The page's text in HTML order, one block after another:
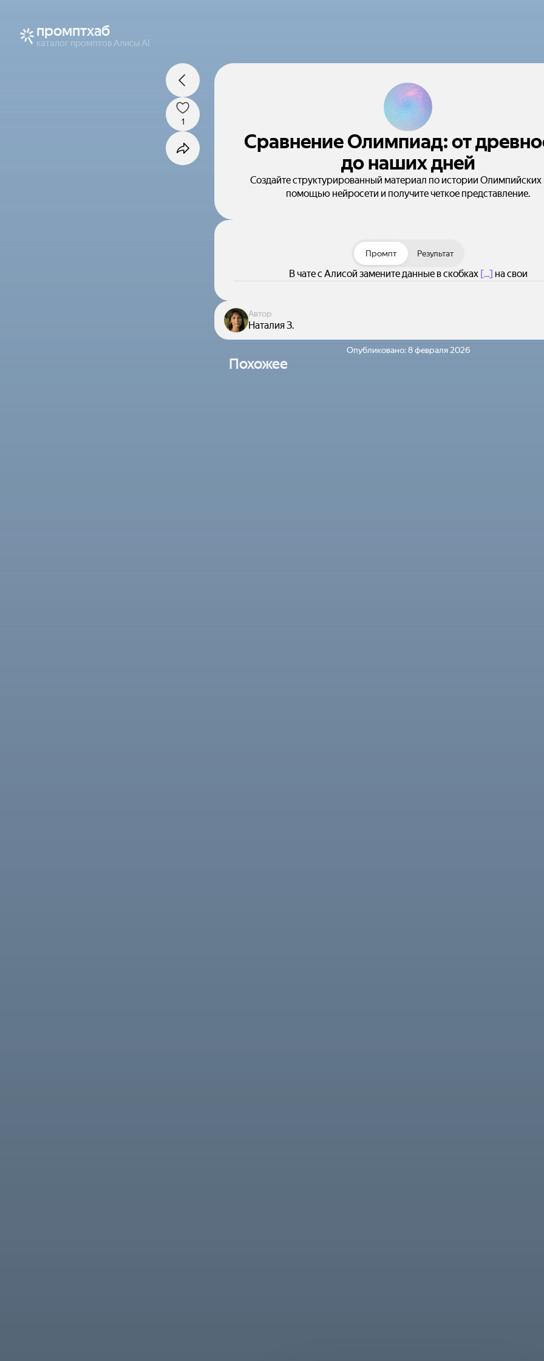
промптхаб
каталог промптов Алисы AI
Сравнение Олимпиад: от
до наших дней
Создайте структурированный материал по истории Олимпийских
помощью нейросети и получите четкое представление.
1
Промпт Результат
В чате с Алисой замените данные в скобках [...] на свои
Автор
Наталия З.
Опубликовано:8 февраля 2026
Похожее